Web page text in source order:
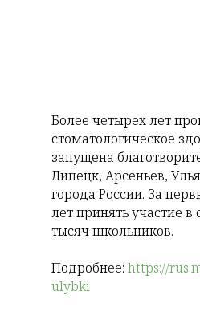
Более четырех лет
стоматологическое
запущена
Липецк, Арсеньев,
города России. За
лет принять участие
тысяч школьников.
Подробнее: https://
ulybki